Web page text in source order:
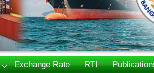
Exchange Rate RTI